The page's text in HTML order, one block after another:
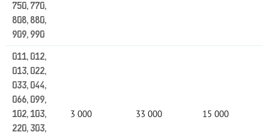
750, 770,
808, 880,
909, 990
011, 012,
013, 022,
033, 044,
066, 099,
102, 103,
220, 303,
3 000 33 000 15 000